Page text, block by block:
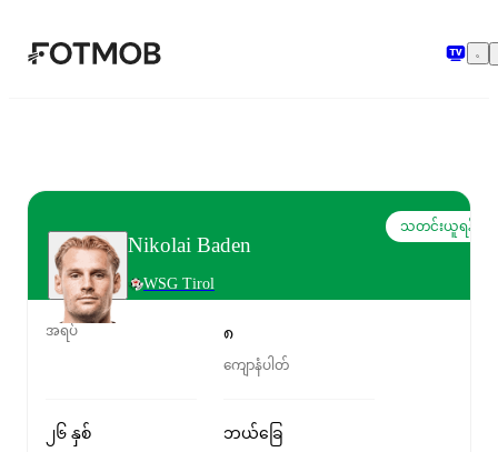
အဓိကအကြောင်းအရာသို့ ကျော်သွားရန်
Nikolai Baden
WSG Tirol
သတင်းယူရန်
အရပ် ၈
ကျောနံပါတ်
၂၆ နှစ် ဘယ်ခြေ